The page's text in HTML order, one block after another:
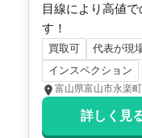
目線により高値
す！
買取可 代表が現
インスペクション
富山県富山市永楽
詳しく見